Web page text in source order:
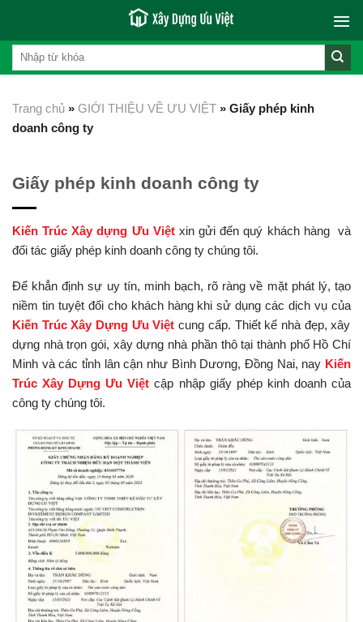
content
Trang chủ » GIỚI THIỆU VỀ ƯU VIỆT » Giấy phép kinh
doanh công ty
Giấy phép kinh doanh công ty
Kiến Trúc Xây dựng Ưu Việt xin gửi đến quý khách hàng và
đối tác giấy phép kinh doanh công ty chúng tôi.
Để khẳn định sự uy tín, minh bạch, rõ ràng về mặt phát lý, tạo
niềm tin tuyệt đối cho khách hàng khi sử dụng các dịch vụ của
Kiến Trúc Xây Dựng Ưu Việt cung cấp. Thiết kế nhà đẹp, xây
dựng nhà trọn gói, xây dựng nhà phần thô tại thành phố Hồ Chí
Minh và các tỉnh lân cận như Bình Dương, Đồng Nai, nay Kiến
Trúc Xây Dựng Ưu Việt cập nhập giấy phép kinh doanh của
công ty chúng tôi.